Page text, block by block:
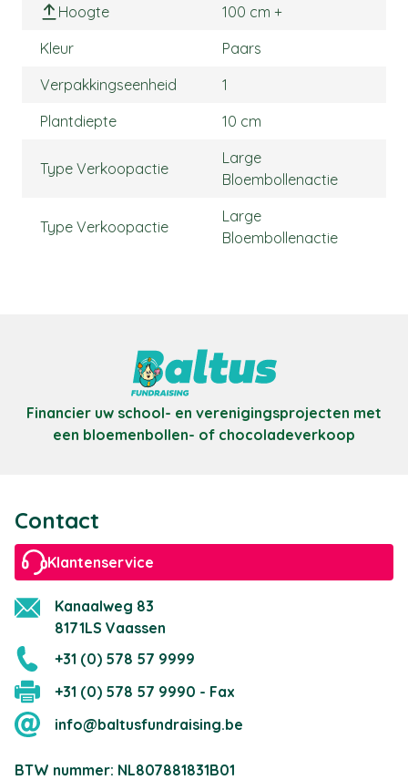
Hoogte
100 cm +
Kleur
Paars
Verpakkingseenheid
1
Plantdiepte
10 cm
Type Verkoopactie
Large
Bloembollenactie
Type Verkoopactie
Large
Bloembollenactie
Financier uw school- en verenigingsprojecten met
een bloemenbollen- of chocoladeverkoop
Contact
Klantenservice
Kanaalweg 83
8171LS Vaassen
+31 (0) 578 57 9999
+31 (0) 578 57 9990 - Fax
info@baltusfundraising.be
BTW nummer: NL807881831B01